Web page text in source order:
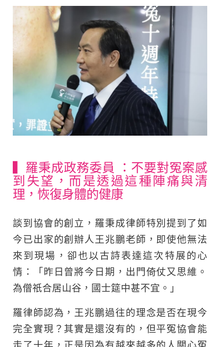
▍羅秉成政務委員 ：不要對冤案感
到失望，而是透過這種陣痛與清
理，恢復身體的健康
談到協會的創立，羅秉成律師特別提到了如
今已出家的創辦人王兆鵬老師，即使他無法
來到現場，卻也以古詩表達這次特展的心
情：「昨日曾將今日期，出門倚仗又思維。
為僧祇合居山谷，國士筵中甚不宜。」
羅律師認為，王兆鵬過往的理念是否在現今
完全實現？其實是還沒有的，但平冤協會能